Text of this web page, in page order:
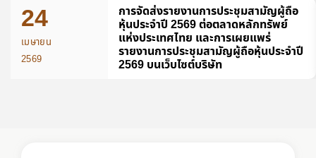
24
เมษายน
2569
การจัดส่งรายงานการประชุมสามัญผู้ถือ
หุ้นประจำปี 2569 ต่อตลาดหลักทรัพย์
แห่งประเทศไทย และการเผยแพร่
รายงานการประชุมสามัญผู้ถือหุ้นประจำปี
2569 บนเว็บไซต์บริษัท